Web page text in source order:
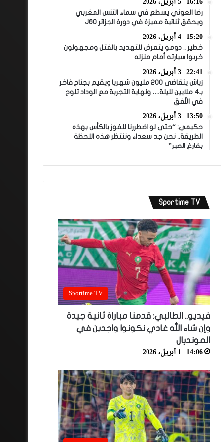
رضا العوني يسطع في سماء التنس المغربي
ويحقق ثنائية مميزة في دورة الجزائر J60
15:20 | 4 أبريل، 2026
خطير .. دومو يتعرض للتهديد بالقتل ومجهولون
خربوا سيارته أمام منزله
22:41 | 3 أبريل، 2026
زياش يتقاضى 200 مليون شهريا ويقيم بجناح فاخر
بـ4 ملايين لليلة… ونهاية التجربة مع الوداد تلوح
في الأفق
13:50 | 3 أبريل، 2026
حكيمي: “حتى لو اضطررنا للفوز بالكأس بهذه
الطريقة.. نحن جد سعداء وننتظر هذه اللحظة
بفارغ الصبر”
Sportime TV
Sportime TV
فيديو.. الطالبي: قدمنا مباراة ثانية جيدة
وإن شاء الله غادي نكونوا واجدين في
المونديال
14:06 | 1 أبريل، 2026